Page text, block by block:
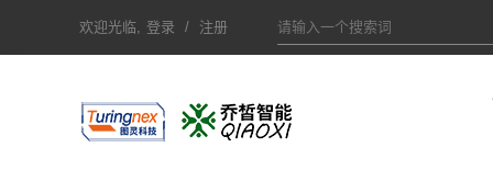
欢迎光临, 登录 / 注册